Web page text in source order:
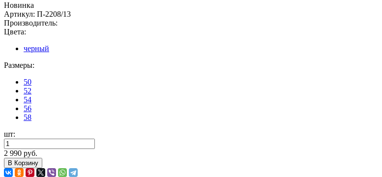
Новинка
Артикул: П-2208/13
Производитель:
Цвета:
черный
Размеры:
50
52
54
56
58
шт:
2 990 руб.
В Корзину